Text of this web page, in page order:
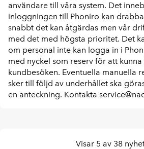
användare till våra system. Det
inloggningen till Phoniro kan
snabbt det kan åtgärdas men vår
med det med högsta prioritet. Det
om personal inte kan logga in i
med nyckel som reserv för att
kundbesöken. Eventuella manuella
sker till följd av underhållet ska
en anteckning. Kontakta
Visar 5 av 38